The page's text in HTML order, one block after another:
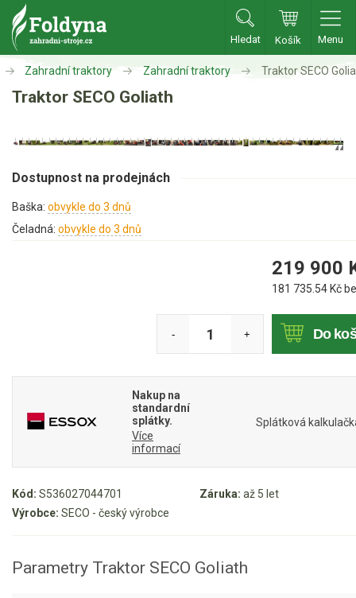
Hledat Košík Menu
Zahradní traktory
Zahradní ridery
Aku traktory
Sekačky
Mulčovače
Křovinořezy a vyžínače
Aku křovinořezy a vyžínače
Benzínové pily
Zahradní traktory Zahradní traktory Traktor SECO
Traktor SECO Goliath
Kód: S536027044701 Záruka: až 5 let
Výrobce: SECO - český výrobce
Dostupnost na prodejnách
Baška: obvykle do 3 dnů
Čeladná: obvykle do 3 dnů
219 900
181 735.54 Kč
- + Do
Nakup na
standardní
splátky.
Více
informací
Splátková
Parametry Traktor SECO Goliath